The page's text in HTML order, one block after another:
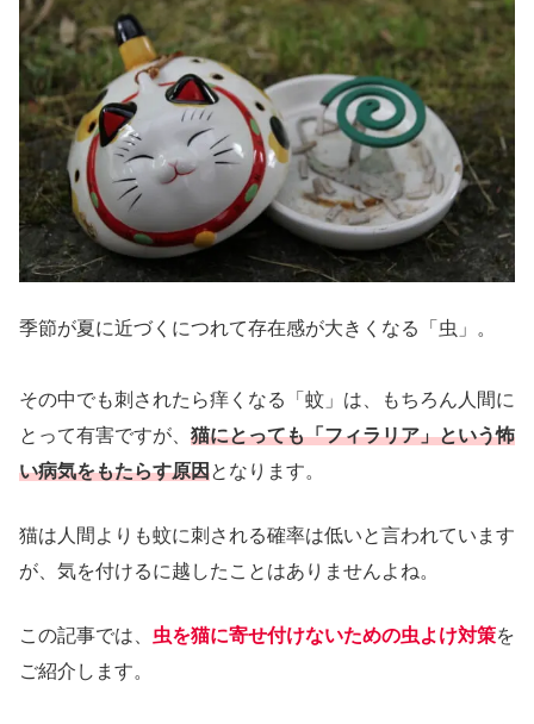
季節が夏に近づくにつれて存在感が大きくなる「虫」。
その中でも刺されたら痒くなる「蚊」は、もちろん人間に
とって有害ですが、 猫にとっても「フィラリア」という怖
い病気をもたらす原因となります。
猫は人間よりも蚊に刺される確率は低いと言われています
が、気を付けるに越したことはありませんよね。
この記事では、 虫を猫に寄せ付けないための虫よけ対策を
ご紹介します。